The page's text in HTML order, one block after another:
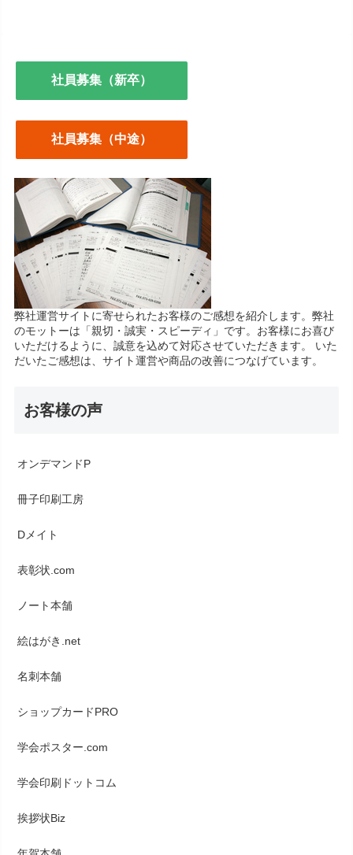
社員募集（新卒）
社員募集（中途）
弊社運営サイトに寄せられたお客様のご感想を紹介します。弊社
のモットーは「親切・誠実・スピーディ」です。お客様にお喜び
いただけるように、誠意を込めて対応させていただきます。 いた
だいたご感想は、サイト運営や商品の改善につなげています。
お客様の声
オンデマンドP
冊子印刷工房
Dメイト
表彰状.com
ノート本舗
絵はがき.net
名刺本舗
ショップカードPRO
学会ポスター.com
学会印刷ドットコム
挨拶状Biz